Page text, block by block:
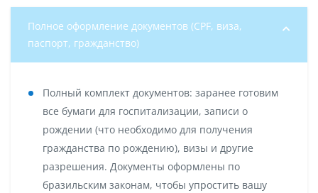
Полное оформление документов (CPF, виза,
паспорт, гражданство)
Полный комплект документов: заранее готовим
все бумаги для госпитализации, записи о
рождении (что необходимо для получения
гражданства по рождению), визы и другие
разрешения. Документы оформлены по
бразильским законам, чтобы упростить вашу